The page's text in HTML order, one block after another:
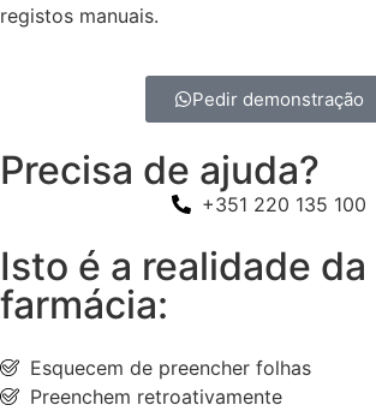
registos manuais.
Pedir demonstração
Precisa de ajuda?
+351 220 135 100
Isto é a realidade da
farmácia:
Esquecem de preencher folhas
Preenchem retroativamente